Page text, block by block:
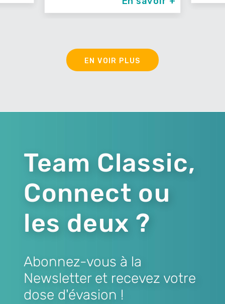
EN VOIR PLUS
Team Classic,
Connect ou
les deux ?
Abonnez-vous à la
Newsletter et recevez votre
dose d'évasion !